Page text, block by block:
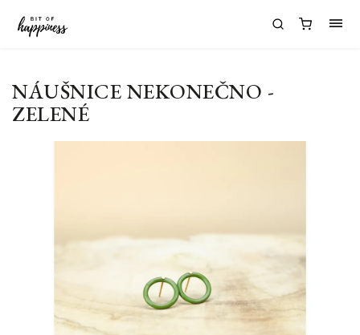
NÁUŠNICE NEKONEČNO -
ZELENÉ